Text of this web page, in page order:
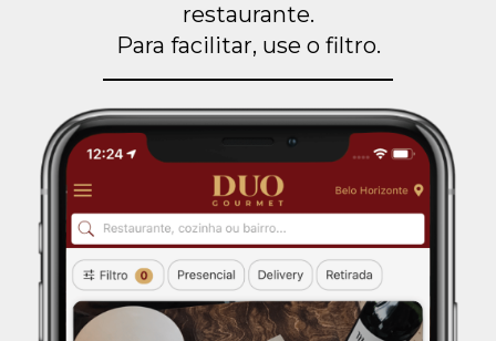
restaurante.
Para facilitar, use o filtro.